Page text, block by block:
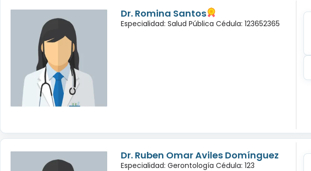
Dr. Romina Santos
Especialidad: Salud Pública Cédula: 123652365
Dr. Ruben Omar Aviles Domínguez
Especialidad: Gerontología Cédula: 123